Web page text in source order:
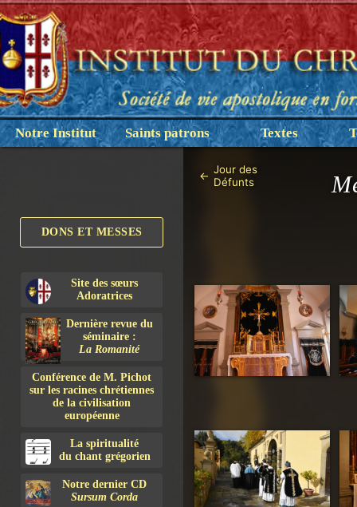
Notre Institut Saints patrons Textes
DONS ET MESSES
Site des sœurs
Adoratrices
Dernière revue du
séminaire :
La Romanité
Conférence de M. Pichot
sur les racines chrétiennes
de la civilisation
européenne
La spiritualité
du chant grégorien
Notre dernier CD
Sursum Corda
← Jour des
Défunts